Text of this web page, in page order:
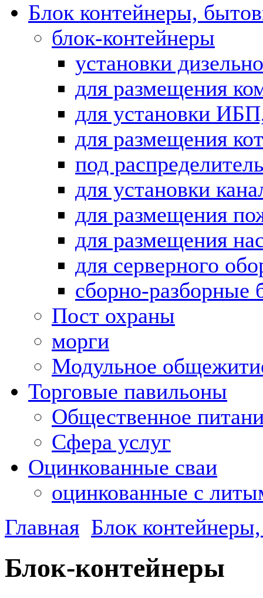
Блок контейнеры,
блок-контейнеры
установки
для размещения
для установки
для размещения
под
для установки
для размещения
для размещения
для серверного
сборно-разборные
Пост охраны
морги
Модульное
Торговые павильоны
Общественное
Сфера услуг
Оцинкованные сваи
оцинкованные с
Главная Блок
Блок-контейнеры